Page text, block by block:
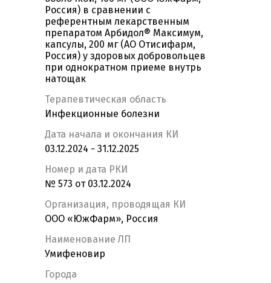
Россия) в сравнении с
референтным лекарственным
препаратом Арбидол® Максимум,
капсулы, 200 мг (АО Отисифарм,
Россия) у здоровых добровольцев
при однократном приеме внутрь
натощак
Терапевтическая область
Инфекционные болезни
Дата начала и окончания КИ
03.12.2024 - 31.12.2025
Номер и дата РКИ
№ 573 от 03.12.2024
Организация, проводящая КИ
ООО «ЮжФарм», Россия
Наименование ЛП
Умифеновир
Города